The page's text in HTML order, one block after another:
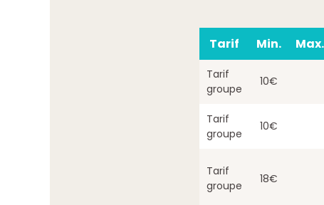
Tarif Min. Max.
Tarif
groupe
10€
Tarif
groupe
10€
Tarif
groupe
18€